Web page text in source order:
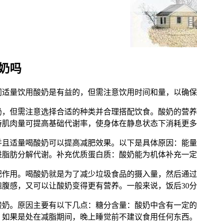
吗
量饮用酸奶是有益的，但需注意饮用时间和量，以确保
但需注意选择合适的种类并合理搭配饮食。酸奶的
肉量可提高基础代谢率，使身体在静息状态下消耗更多
适量喝酸奶可以提高减肥效果。以下是具体原因：
肪分解代谢。补充优质蛋白质：酸奶能为机体补充一
用。喝酸奶就是为了减少垃圾食品的摄入量，然后
感，又可以让酸奶变得更有营养。一般来说，饭后30
。原因主要有以下几点：糖分含量：酸奶中含有一
果是处在减脂期间，晚上睡觉前不建议食用任何东西。